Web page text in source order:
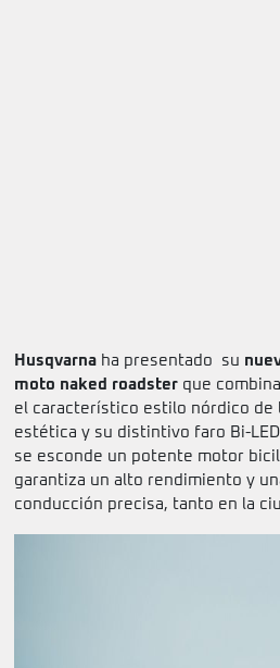
Husqvarna ha presentado su
moto naked roadster que
el característico estilo nórdico de
estética y su distintivo faro Bi-
se esconde un potente motor
garantiza un alto rendimiento y
conducción precisa, tanto en la